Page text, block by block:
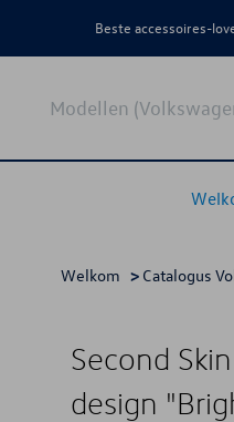
Beste accessoires-
Modellen
Welkom > Catalogus
Second
design